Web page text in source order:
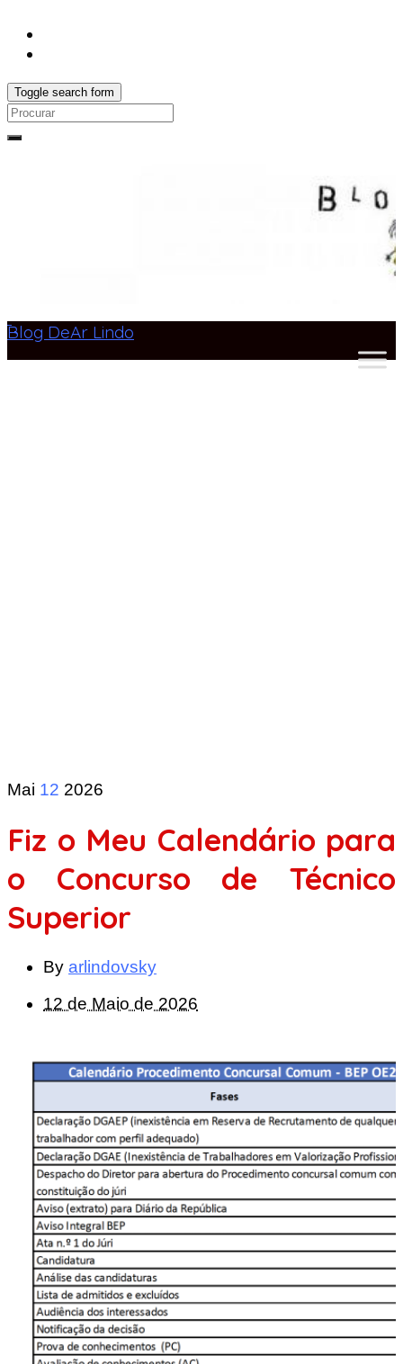
Toggle search form
Search
Blog DeAr Lindo
Mai 12 2026
Fiz o Meu Calendário para
o Concurso de Técnico
Superior
By arlindovsky
12 de Maio de 2026